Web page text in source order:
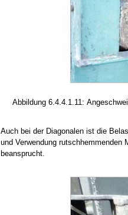
Abbildung 6.4.4.1.11:
Auch bei der Diagonalen ist die
und Verwendung rutschhemmenden
beansprucht.